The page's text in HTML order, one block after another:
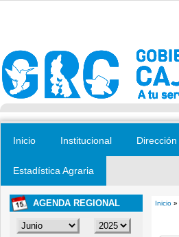
Inicio Institucional Dirección
Estadística Agraria
AGENDA REGIONAL Inicio »